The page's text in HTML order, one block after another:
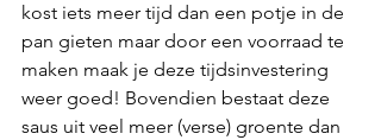
kost iets meer tijd dan een potje in de
pan gieten maar door een voorraad te
maken maak je deze tijdsinvestering
weer goed! Bovendien bestaat deze
saus uit veel meer (verse) groente dan